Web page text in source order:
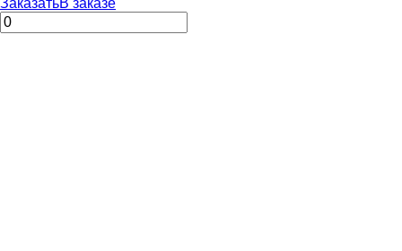
ЗаказатьВ заказе